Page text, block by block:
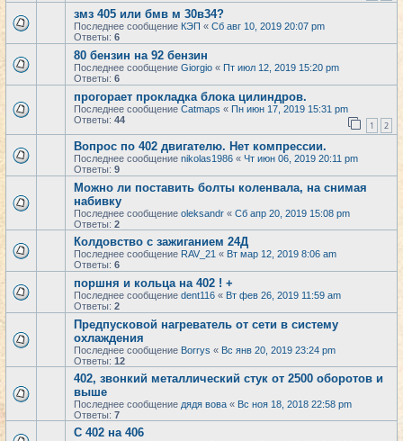
змз 405 или бмв м 30в34?
Последнее сообщение КЭП « Сб авг 10, 2019 20:07 pm
Ответы: 6
80 бензин на 92 бензин
Последнее сообщение Giorgio « Пт июл 12, 2019 15:20 pm
Ответы: 6
прогорает прокладка блока цилиндров.
Последнее сообщение Catmaps « Пн июн 17, 2019 15:31 pm
Ответы: 44 1 2
Вопрос по 402 двигателю. Нет компрессии.
Последнее сообщение nikolas1986 « Чт июн 06, 2019 20:11 pm
Ответы: 9
Можно ли поставить болты коленвала, на снимая
набивку
Последнее сообщение oleksandr « Сб апр 20, 2019 15:08 pm
Ответы: 2
Колдовство с зажиганием 24Д
Последнее сообщение RAV_21 « Вт мар 12, 2019 8:06 am
Ответы: 6
поршня и кольца на 402 ! +
Последнее сообщение dent116 « Вт фев 26, 2019 11:59 am
Ответы: 2
Предпусковой нагреватель от сети в систему
охлаждения
Последнее сообщение Borrys « Вс янв 20, 2019 23:24 pm
Ответы: 12
402, звонкий металлический стук от 2500 оборотов и
выше
Последнее сообщение дядя вова « Вс ноя 18, 2018 22:58 pm
Ответы: 7
С 402 на 406